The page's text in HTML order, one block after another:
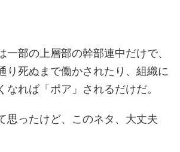
一部の上層部の幹部連中だけで、
り死ぬまで働かされたり、組織に
なれば「ポア」されるだけだ。
思ったけど、このネタ、大丈夫